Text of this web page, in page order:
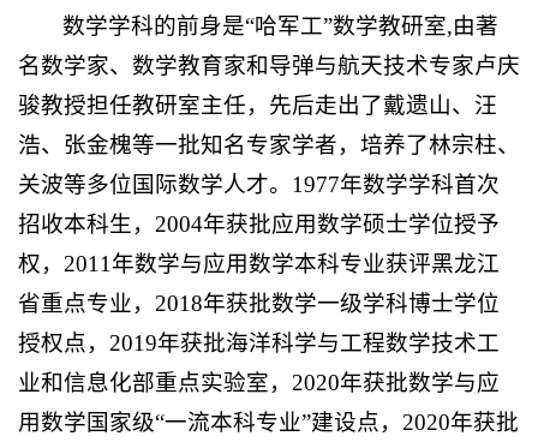
数学学科的前身是“哈军工”数学教研室,由著
名数学家、数学教育家和导弹与航天技术专家卢庆
骏教授担任教研室主任，先后走出了戴遗山、汪
浩、张金槐等一批知名专家学者，培养了林宗柱、
关波等多位国际数学人才。1977年数学学科首次
招收本科生，2004年获批应用数学硕士学位授予
权，2011年数学与应用数学本科专业获评黑龙江
省重点专业，2018年获批数学一级学科博士学位
授权点，2019年获批海洋科学与工程数学技术工
业和信息化部重点实验室，2020年获批数学与应
用数学国家级“一流本科专业”建设点，2020年获批